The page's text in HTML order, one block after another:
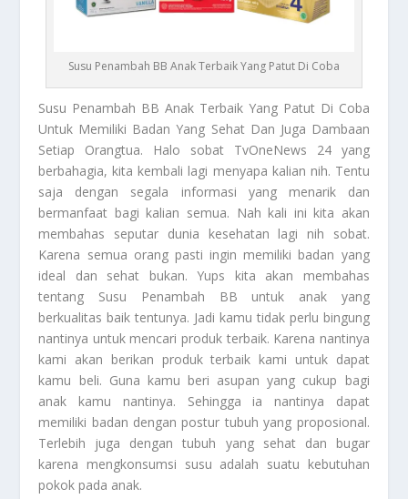
Susu Penambah BB Anak Terbaik Yang Patut Di Coba
Susu Penambah BB Anak Terbaik Yang Patut Di Coba
Untuk Memiliki Badan Yang Sehat Dan Juga Dambaan
Setiap Orangtua. Halo sobat TvOneNews 24 yang
berbahagia, kita kembali lagi menyapa kalian nih. Tentu
saja dengan segala informasi yang menarik dan
bermanfaat bagi kalian semua. Nah kali ini kita akan
membahas seputar dunia kesehatan lagi nih sobat.
Karena semua orang pasti ingin memiliki badan yang
ideal dan sehat bukan. Yups kita akan membahas
tentang Susu Penambah BB untuk anak yang
berkualitas baik tentunya. Jadi kamu tidak perlu bingung
nantinya untuk mencari produk terbaik. Karena nantinya
kami akan berikan produk terbaik kami untuk dapat
kamu beli. Guna kamu beri asupan yang cukup bagi
anak kamu nantinya. Sehingga ia nantinya dapat
memiliki badan dengan postur tubuh yang proposional.
Terlebih juga dengan tubuh yang sehat dan bugar
karena mengkonsumsi susu adalah suatu kebutuhan
pokok pada anak.